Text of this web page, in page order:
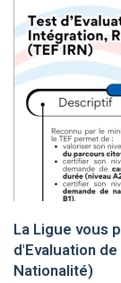
La Ligue vous
d'Evaluation
Nationalité)